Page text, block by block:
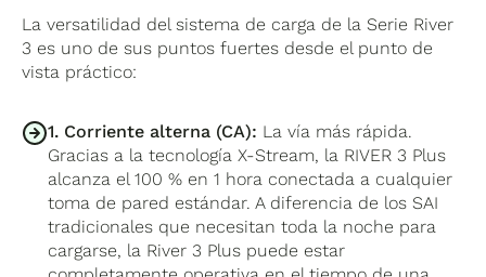
La versatilidad del sistema de carga de la Serie River
3 es uno de sus puntos fuertes desde el punto de
vista práctico:
1. Corriente alterna (CA): La vía más rápida.
Gracias a la tecnología X-Stream, la RIVER 3 Plus
alcanza el 100 % en 1 hora conectada a cualquier
toma de pared estándar. A diferencia de los SAI
tradicionales que necesitan toda la noche para
cargarse, la River 3 Plus puede estar